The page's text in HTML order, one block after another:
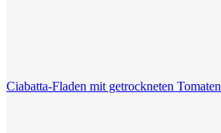
Ciabatta-Fladen mit getrockneten Tomaten